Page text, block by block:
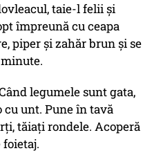
taie-l felii și
împreună cu ceapa
piper și zahăr brun și se
minute.
legumele sunt gata,
cu unt. Pune în tavă
tăiați rondele. Acoperă